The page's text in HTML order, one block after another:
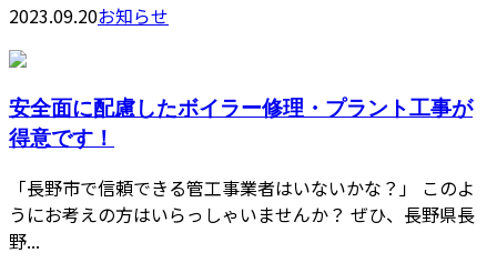
2023.09.20お知らせ
安全面に配慮したボイラー修理・プラント工事が
得意です！
「長野市で信頼できる管工事業者はいないかな？」 このよ
うにお考えの方はいらっしゃいませんか？ ぜひ、長野県長
野...